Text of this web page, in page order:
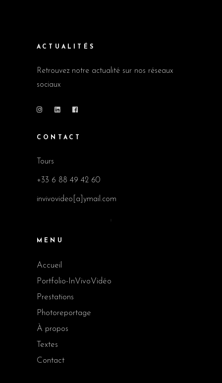
ACTUALITÉS
Retrouvez notre actualité sur nos réseaux
sociaux
CONTACT
Tours
+33 6 88 49 42 60
invivovideo[a]ymail.com
MENU
Accueil
Portfolio-InVivoVidéo
Prestations
Photoreportage
À propos
Textes
Contact